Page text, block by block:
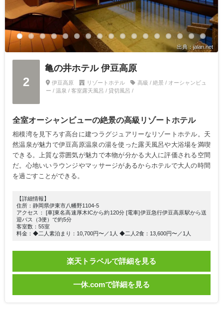
出典：jalan.net
2
亀の井ホテル 伊豆高原
伊豆高原 リゾートホテル
高級 / 絶景 / オーシャンビュ
ー / 温泉 / 客室露天風呂 / 貸切風呂 /
全室オーシャンビューの絶景の高級リゾートホテル
相模湾を見下ろす高台に建つラグジュアリーなリゾートホテル。天
然温泉が魅力で伊豆高原温泉の湯を使った露天風呂や大浴場を満喫
できる。上質な雰囲気が魅力で本物が分かる大人に評価される空間
だ。心地いいラウンジやマッサージがあるからホテルで大人の時間
を過ごすことができる。
【詳細情報】
住所：静岡県伊東市八幡野1104-5
アクセス： [車]東名高速厚木ICから約120分 [電車]伊豆急行伊豆高原駅から送
迎バス（3便）で約5分
客室数：55室
料金：◆二人素泊まり：10,700円〜／1人 ◆二人2食：13,600円〜／1人
楽天トラベルで詳細を見る
一休.comで詳細を見る